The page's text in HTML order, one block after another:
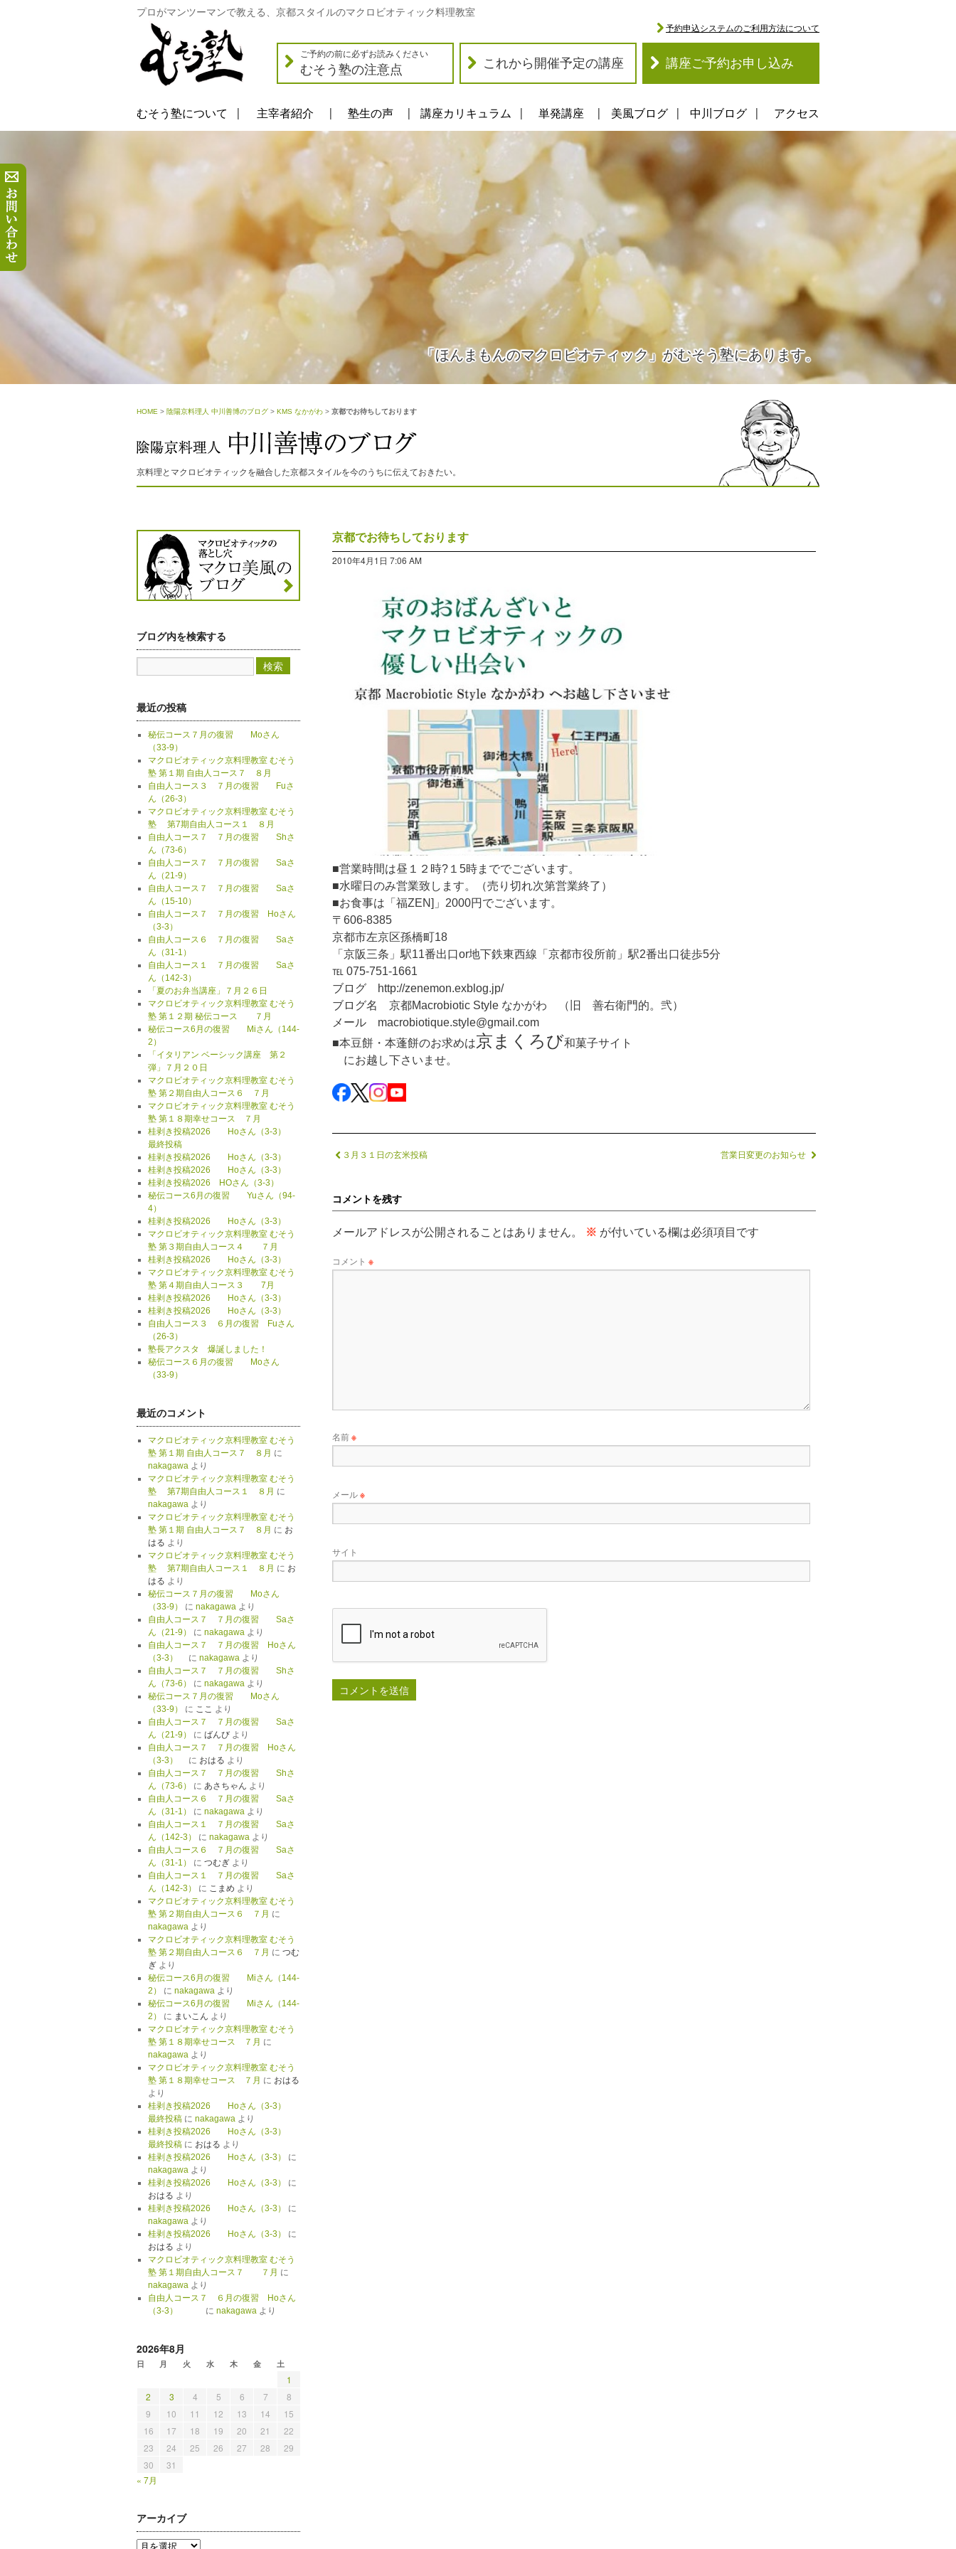
プロがマンツーマンで教える、京都スタイルのマクロビオティック料理教室
ご予約の前に必ずお読みください
むそう塾の注意点 これから開催予定の講座 講座ご予約お申し込み
予約申込システムのご利用方法について
むそう塾について 主宰者紹介 塾生の声 講座カリキュラム 単発講座 美風ブログ 中川ブログ アクセス
「ほんまもんのマクロビオティック」がむそう塾にあります。
HOME > 陰陽京料理人 中川善博のブログ > KMS なかがわ > 京都でお待ちしております
京料理とマクロビオティックを融合した京都スタイルを今のうちに伝えておきたい。
京都でお待ちしております
2010年4月1日 7:06 AM
■営業時間は昼１２時?１5時まででございます。
■水曜日のみ営業致します。（売り切れ次第営業終了）
■お食事は「福ZEN]」2000円でございます。
〒606-8385
京都市左京区孫橋町18
「京阪三条」駅11番出口or地下鉄東西線「京都市役所前」駅2番出口徒歩5分
℡ 075-751-1661
ブログ http://zenemon.exblog.jp/
ブログ名 京都Macrobiotic Style なかがわ （旧 善右衛門的。弐）
メール macrobiotique.style@gmail.com
■本豆餅・本蓬餅のお求めは京まくろび和菓子サイト
にお越し下さいませ。
３月３１日の玄米投稿 営業日変更のお知らせ
コメントを残す
メールアドレスが公開されることはありません。 ※ が付いている欄は必須項目です
コメント ※
名前※
メール※
サイト
ブログ内を検索する
最近の投稿
秘伝コース７月の復習 Moさん
（33-9）
マクロビオティック京料理教室 むそう
塾 第１期 自由人コース７ ８月
自由人コース３ ７月の復習 Fuさ
ん（26-3）
マクロビオティック京料理教室 むそう
塾 第7期自由人コース１ ８月
自由人コース７ ７月の復習 Shさ
ん（73-6）
自由人コース７ ７月の復習 Saさ
ん（21-9）
自由人コース７ ７月の復習 Saさ
ん（15-10）
自由人コース７ ７月の復習 Hoさん
（3-3）
自由人コース６ ７月の復習 Saさ
ん（31-1）
自由人コース１ ７月の復習 Saさ
ん（142-3）
「夏のお弁当講座」７月２６日
マクロビオティック京料理教室 むそう
塾 第１２期 秘伝コース ７月
秘伝コース6月の復習 Miさん（144-
2）
「イタリアン ベーシック講座 第２
弾」７月２０日
マクロビオティック京料理教室 むそう
塾 第２期自由人コース６ ７月
マクロビオティック京料理教室 むそう
塾 第１８期幸せコース ７月
桂剥き投稿2026 Hoさん（3-3）
最終投稿
桂剥き投稿2026 Hoさん（3-3）
桂剥き投稿2026 Hoさん（3-3）
桂剥き投稿2026 HOさん（3-3）
秘伝コース6月の復習 Yuさん（94-
4）
桂剥き投稿2026 Hoさん（3-3）
マクロビオティック京料理教室 むそう
塾 第３期自由人コース４ ７月
桂剥き投稿2026 Hoさん（3-3）
マクロビオティック京料理教室 むそう
塾 第４期自由人コース３ 7月
桂剥き投稿2026 Hoさん（3-3）
桂剥き投稿2026 Hoさん（3-3）
自由人コース３ ６月の復習 Fuさん
（26-3）
塾長アクスタ 爆誕しました！
秘伝コース６月の復習 Moさん
（33-9）
最近のコメント
マクロビオティック京料理教室 むそう
塾 第１期 自由人コース７ ８月 に
nakagawaより
マクロビオティック京料理教室 むそう
塾 第7期自由人コース１ ８月 に
nakagawaより
マクロビオティック京料理教室 むそう
塾 第１期 自由人コース７ ８月 に お
はる より
マクロビオティック京料理教室 むそう
塾 第7期自由人コース１ ８月 に お
はる より
秘伝コース７月の復習 Moさん
（33-9）
に nakagawaより
自由人コース７ ７月の復習 Saさ
ん（21-9）
に nakagawaより
自由人コース７ ７月の復習 Hoさん
（3-3）
に nakagawaより
自由人コース７ ７月の復習 Shさ
ん（73-6）
に nakagawaより
秘伝コース７月の復習 Moさん
（33-9）
に ここ より
自由人コース７ ７月の復習 Saさ
ん（21-9）
に ばんびより
自由人コース７ ７月の復習 Hoさん
（3-3）
に おはる より
自由人コース７ ７月の復習 Shさ
ん（73-6）
に あさちゃん より
自由人コース６ ７月の復習 Saさ
ん（31-1）
に nakagawaより
自由人コース１ ７月の復習 Saさ
ん（142-3）
に nakagawaより
自由人コース６ ７月の復習 Saさ
ん（31-1）
に つむぎより
自由人コース１ ７月の復習 Saさ
ん（142-3）
に こまめ より
マクロビオティック京料理教室 むそう
塾 第２期自由人コース６ ７月 に
nakagawaより
マクロビオティック京料理教室 むそう
塾 第２期自由人コース６ ７月 に つむ
ぎより
秘伝コース6月の復習 Miさん（144-
2）
に nakagawaより
秘伝コース6月の復習 Miさん（144-
2）
に まいこん より
マクロビオティック京料理教室 むそう
塾 第１８期幸せコース ７月 に
nakagawaより
マクロビオティック京料理教室 むそう
塾 第１８期幸せコース ７月 に おはる
より
桂剥き投稿2026 Hoさん（3-3）
最終投稿に nakagawaより
桂剥き投稿2026 Hoさん（3-3）
最終投稿に おはる より
桂剥き投稿2026 Hoさん（3-3）
に
nakagawaより
桂剥き投稿2026 Hoさん（3-3）
に
おはる より
桂剥き投稿2026 Hoさん（3-3）
に
nakagawaより
桂剥き投稿2026 Hoさん（3-3）
に
おはる より
マクロビオティック京料理教室 むそう
塾 第１期自由人コース７ ７月 に
nakagawaより
自由人コース７ ６月の復習 Hoさん
（3-3）
に nakagawaより
2026年8月
日 月 火 水 木 金 土
1
2
3 4 5 6 7
8
9
10 11 12 13 14
15
16
17 18 19 20 21
22
23
24 25 26 27 28
29
30
31
« 7月
アーカイブ
ア